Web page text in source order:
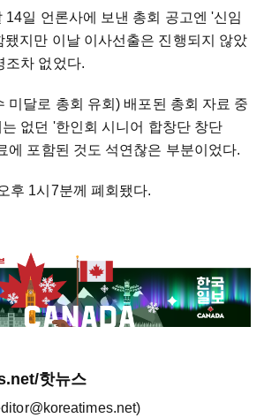
14일 언론사에 보낸 총회 공고엔 '신임
됐지만 이날 이사선출은 진행되지 않았
조차 없었다.
미달로 총회 유회) 배포된 총회 자료 중
없던 '한인회 시니어 합창단 창단
에 포함된 것도 석연찮은 부분이었다.
후 1시7분께 폐회됐다.
핫뉴스